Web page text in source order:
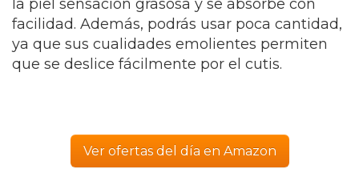
la piel sensación grasosa y se absorbe con
facilidad. Además, podrás usar poca cantidad,
ya que sus cualidades emolientes permiten
que se deslice fácilmente por el cutis.
Ver ofertas del día en Amazon